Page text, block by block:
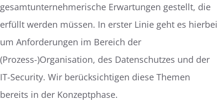
gesamtunternehmerische Erwartungen gestellt, die
erfüllt werden müssen. In erster Linie geht es hierbei
um Anforderungen im Bereich der
(Prozess-)Organisation, des Datenschutzes und der
IT-Security. Wir berücksichtigen diese Themen
bereits in der Konzeptphase.